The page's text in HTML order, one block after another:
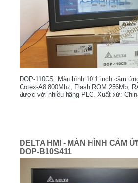
DOP-110CS. Màn hình 10.1 inch cảm
Cotex-A8 800Mhz, Flash ROM 256Mb,
được với nhiều hãng PLC. Xuất xứ:
DELTA HMI - MÀN HÌNH CẢM
DOP-B10S411